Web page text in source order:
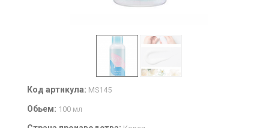
Код артикула: MS145
Обьем: 100 мл